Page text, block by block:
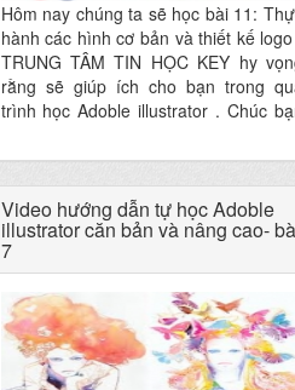
Hôm nay chúng ta sẽ học bài 11:
hành các hình cơ bản và thiết kế
TRUNG TÂM TIN HỌC KEY hy
rằng sẽ giúp ích cho bạn trong
trình học Adoble illustrator . Chúc
Video hướng dẫn tự học Adoble
illustrator căn bản và nâng cao-
7